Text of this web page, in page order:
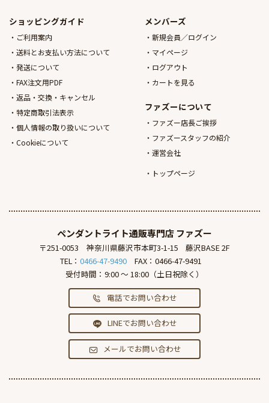
ショッピングガイド
ご利用案内
送料とお支払い方法について
発送について
FAX注文用PDF
返品・交換・キャンセル
特定商取引法表示
個人情報の取り扱いについて
Cookieについて
メンバーズ
新規会員／ログイン
マイページ
ログアウト
カートを見る
ファズーについて
ファズー店長ご挨拶
ファズースタッフの紹介
運営会社
トップページ
ペンダントライト通販専門店 ファズー
〒251-0053 神奈川県藤沢市本町3-1-15
藤沢BASE 2F
TEL： 0466-47-9490
FAX：0466-47-9491
受付時間：9:00 ～ 18:00（土日祝除く）
電話でお問い合わせ
LINEでお問い合わせ
メールでお問い合わせ